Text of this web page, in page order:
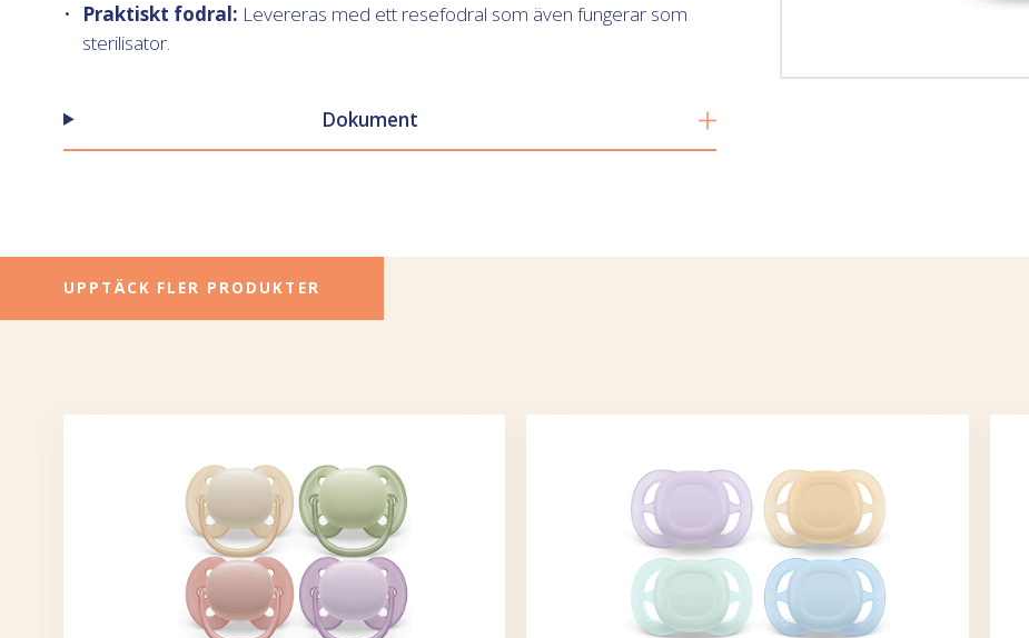
Praktiskt fodral: Levereras med ett resefodral som även fungerar som
sterilisator.
Dokument
UPPTÄCK FLER PRODUKTER